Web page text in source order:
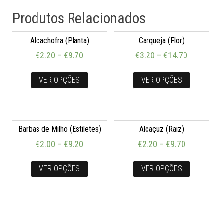
Produtos Relacionados
Alcachofra (Planta)
€2.20 –€9.70
VER OPÇÕES
Carqueja (Flor)
€3.20 –€14.70
VER OPÇÕES
Barbas de Milho (Estiletes)
€2.00 –€9.20
VER OPÇÕES
Alcaçuz (Raiz)
€2.20 – €9.70
VER OPÇÕES